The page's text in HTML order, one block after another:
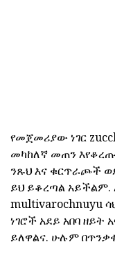
የመጀመሪያው ነገር
መካከለኛ መጠን
ንጹህ እና ቁርጥራጮች
ይህ ይቆረጣል አይችልም.
multivarochnuyu
ነገሮች አደይ አበባ ዘይት
ይለዋልና. ሁሉም